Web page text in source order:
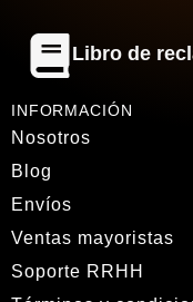
Libro de
INFORMACIÓN
Nosotros
Blog
Envíos
Ventas mayoristas
Soporte RRHH